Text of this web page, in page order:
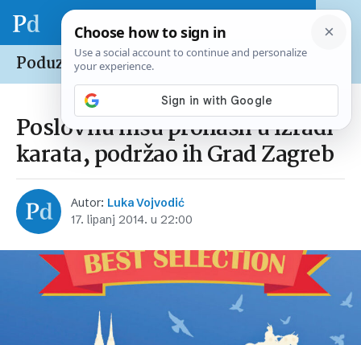
Poduzetnik /Kako su uspjeli
Poslovnu nišu pronašli u izradi
karata, podržao ih Grad Zagreb
Autor: Luka Vojvodić
17. lipanj 2014. u 22:00